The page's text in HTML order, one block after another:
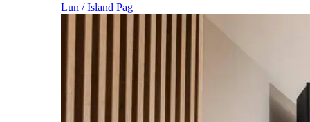
Lun / Island Pag